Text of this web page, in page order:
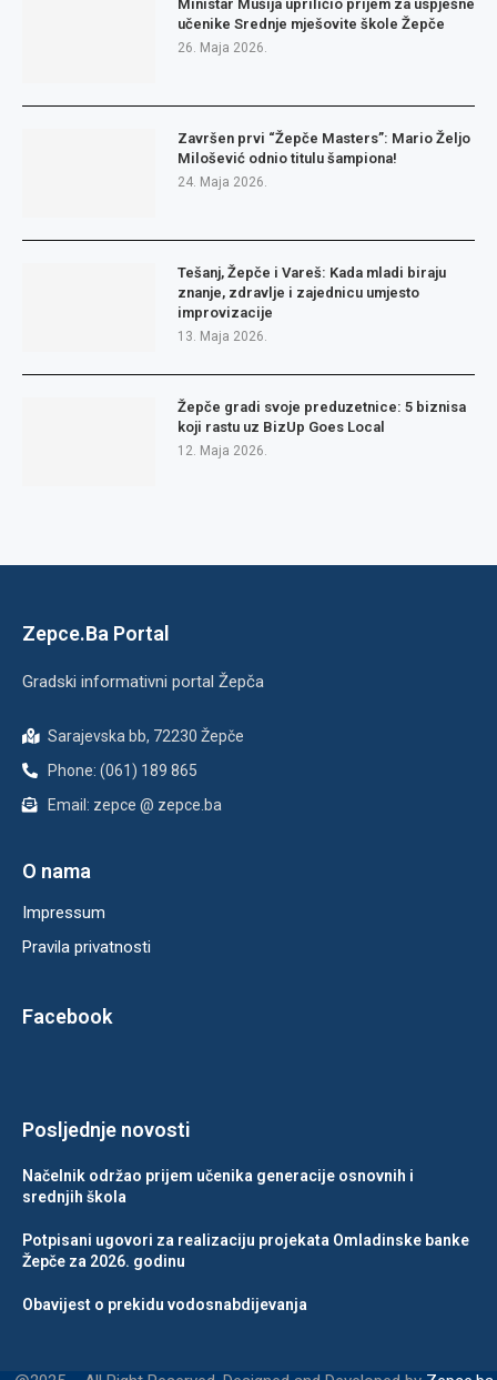
Ministar Mušija upriličio prijem za uspješne
učenike Srednje mješovite škole Žepče
26. Maja 2026.
Završen prvi “Žepče Masters”: Mario Željo
Milošević odnio titulu šampiona!
24. Maja 2026.
Tešanj, Žepče i Vareš: Kada mladi biraju
znanje, zdravlje i zajednicu umjesto
improvizacije
13. Maja 2026.
Žepče gradi svoje preduzetnice: 5 biznisa
koji rastu uz BizUp Goes Local
12. Maja 2026.
Zepce.Ba Portal
Gradski informativni portal Žepča
Sarajevska bb, 72230 Žepče
Phone: (061) 189 865
Email: zepce @ zepce.ba
O nama
Impressum
Pravila privatnosti
Facebook
Posljednje novosti
Načelnik održao prijem učenika generacije osnovnih i
srednjih škola
Potpisani ugovori za realizaciju projekata Omladinske banke
Žepče za 2026. godinu
Obavijest o prekidu vodosnabdijevanja